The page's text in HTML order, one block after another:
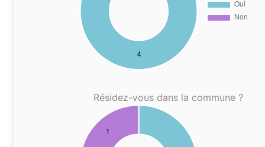
Résidez-vous dans la commune ?